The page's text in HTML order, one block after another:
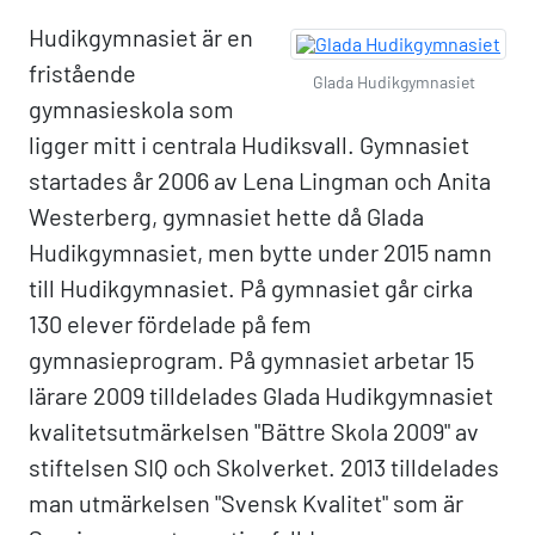
Glada Hudikgymnasiet
Hudikgymnasiet är en
fristående
gymnasieskola som
ligger mitt i centrala Hudiksvall. Gymnasiet
startades år 2006 av Lena Lingman och Anita
Westerberg, gymnasiet hette då Glada
Hudikgymnasiet, men bytte under 2015 namn
till Hudikgymnasiet. På gymnasiet går cirka
130 elever fördelade på fem
gymnasieprogram. På gymnasiet arbetar 15
lärare 2009 tilldelades Glada Hudikgymnasiet
kvalitetsutmärkelsen "Bättre Skola 2009" av
stiftelsen SIQ och Skolverket. 2013 tilldelades
man utmärkelsen "Svensk Kvalitet" som är